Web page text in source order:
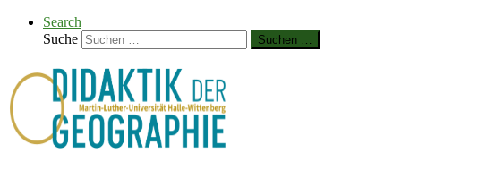
Search
Suche
Suchen …